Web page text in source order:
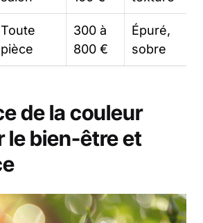
Toute
pièce
300 à
800 €
Épuré,
sobre
de la couleur
le bien-être et